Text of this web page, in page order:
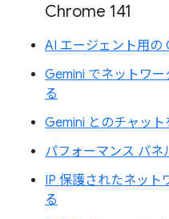
Chrome 141
AI エージェント用の
Gemini でネットワ
る
Gemini とのチャッ
パフォーマンス パ
IP 保護されたネット
る